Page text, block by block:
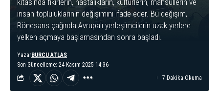
insan topluluklarının değişimini ifade eder. Bu değişim,
Rönesans çağında Avrupalı yerleşimcilerin uzak yerlere
yelken açmaya başlamasından sonra başladı.
Son Güncelleme: 24 Kasım 2025 14:36
YazarBURCU ATLAS
7 Dakika Okuma